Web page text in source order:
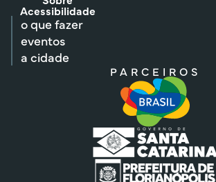
Acessibilidade
o que fazer
eventos
a cidade
PARCEIROS